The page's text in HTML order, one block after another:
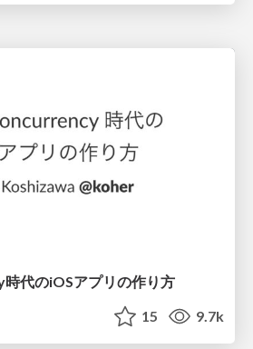
代のiOSアプリの作り方
15 9.7k